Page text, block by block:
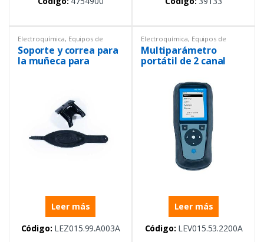
Electroquímica, Equipos de
Laboratorio Repuestos
Soporte y correa para
la muñeca para
Leer más
Código: LEZ015.99.A003A
Electroquímica, Equipos de
Laboratorio Multiparámetros
Portátil
Multiparámetro
portátil de 2 canal
conductividad, TDS,
salinidad, oxígeno
disuelto (OD) y
potencial de óxido-
reducción (ORP)
Leer más
Código: LEV015.53.2200A